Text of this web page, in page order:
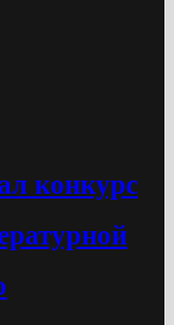
конкурс